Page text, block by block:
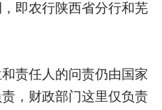
即农行陕西省分行和芜
责任人的问责仍由国家
，财政部门这里仅负责